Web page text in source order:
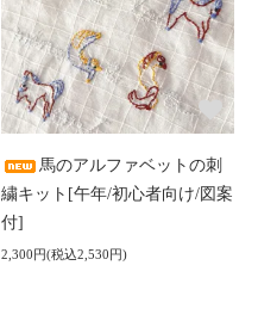
馬のアルファベットの刺
繍キット[午年/初心者向け/図案
付]
2,300円(税込2,530円)